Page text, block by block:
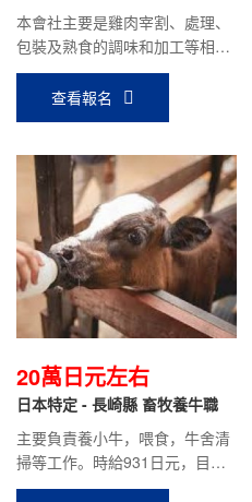
本會社主要是雞肉宰割、處理、
包裝及熟食的調味和加工等相關
工作。
查看報名
20萬日元左右
日本特定 - 長崎縣 畜牧養牛職
主要負責養小牛，喂食，牛舍清
掃等工作。時給931日元，目前
在職人員平均到手工資：18萬日